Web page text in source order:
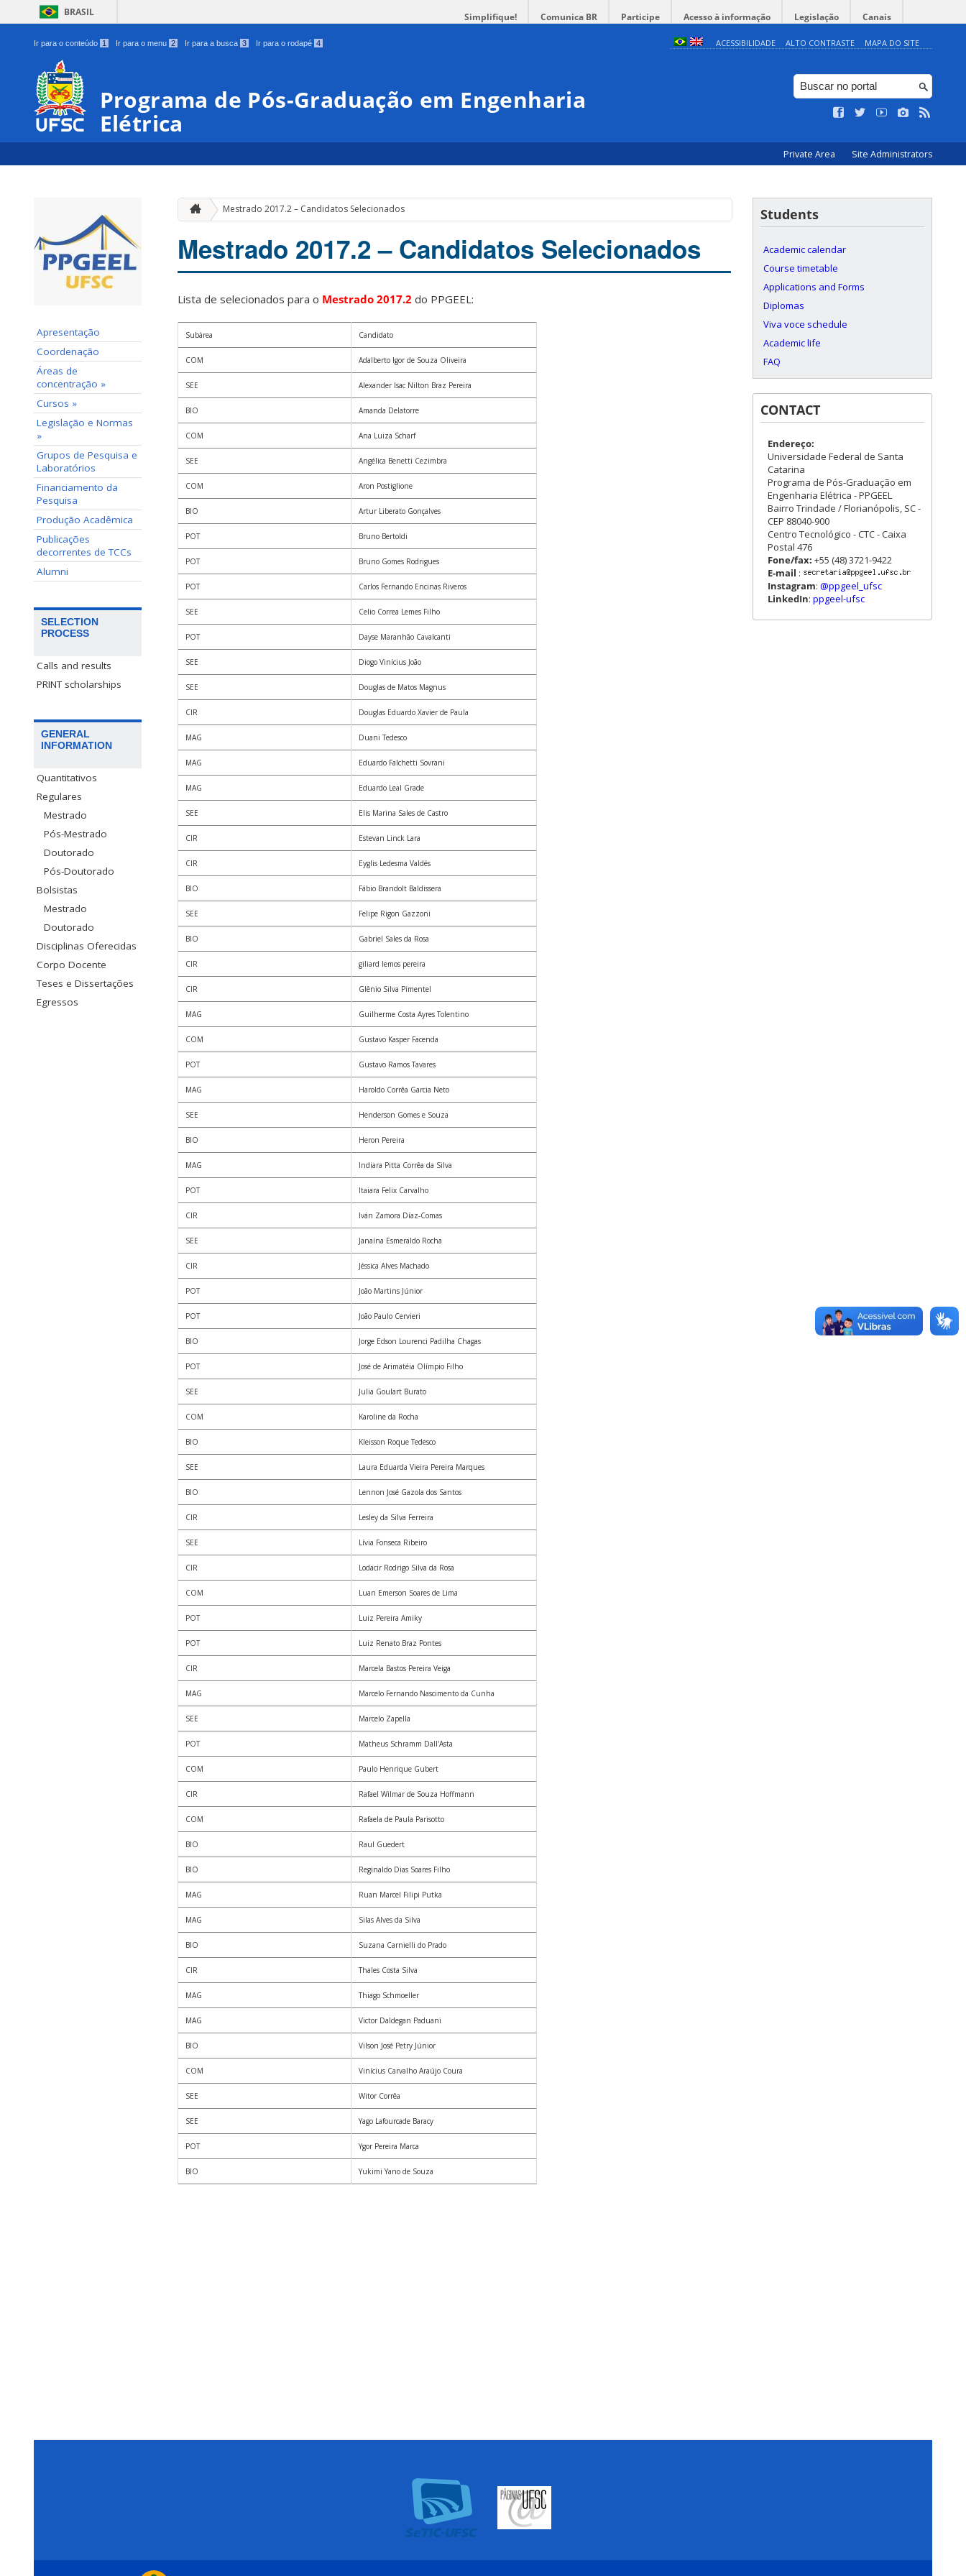
BRASIL Simplifique! Comunica BR Participe Acesso à informação Legislação Canais
Ir para o conteúdo 1 Ir para o menu 2 Ir para a busca 3 Ir para o rodapé 4 ACESSIBILIDADE ALTO CONTRASTE MAPA DO SITE
Programa de Pós-Graduação em Engenharia
Elétrica
Private Area Site Administrators
Apresentação
Coordenação
Áreas de
concentração »
Cursos »
Legislação e Normas
»
Grupos de Pesquisa e
Laboratórios
Financiamento da
Pesquisa
Produção Acadêmica
Publicações
decorrentes de TCCs
Alumni
SELECTION
PROCESS
Calls and results
PRINT scholarships
GENERAL
INFORMATION
Quantitativos
Regulares
Mestrado
Pós-Mestrado
Doutorado
Pós-Doutorado
Bolsistas
Mestrado
Doutorado
Disciplinas Oferecidas
Corpo Docente
Teses e Dissertações
Egressos
Mestrado 2017.2 – Candidatos Selecionados
Mestrado 2017.2 – Candidatos Selecionados
Lista de selecionados para o Mestrado 2017.2 do PPGEEL:
Subárea Candidato
COM Adalberto Igor de Souza Oliveira
SEE Alexander Isac Nilton Braz Pereira
BIO Amanda Delatorre
COM Ana Luiza Scharf
SEE Angélica Benetti Cezimbra
COM Aron Postiglione
BIO Artur Liberato Gonçalves
POT Bruno Bertoldi
POT Bruno Gomes Rodrigues
POT Carlos Fernando Encinas Riveros
SEE Celio Correa Lemes Filho
POT Dayse Maranhão Cavalcanti
SEE Diogo Vinícius João
SEE Douglas de Matos Magnus
CIR Douglas Eduardo Xavier de Paula
MAG Duani Tedesco
MAG Eduardo Falchetti Sovrani
MAG Eduardo Leal Grade
SEE Elis Marina Sales de Castro
CIR Estevan Linck Lara
CIR Eyglis Ledesma Valdés
BIO Fábio Brandolt Baldissera
SEE Felipe Rigon Gazzoni
BIO Gabriel Sales da Rosa
CIR giliard lemos pereira
CIR Glênio Silva Pimentel
MAG Guilherme Costa Ayres Tolentino
COM Gustavo Kasper Facenda
POT Gustavo Ramos Tavares
MAG Haroldo Corrêa Garcia Neto
SEE Henderson Gomes e Souza
BIO Heron Pereira
MAG Indiara Pitta Corrêa da Silva
POT Itaiara Felix Carvalho
CIR Iván Zamora Díaz-Comas
SEE Janaína Esmeraldo Rocha
CIR Jéssica Alves Machado
POT João Martins Júnior
POT João Paulo Cervieri
BIO Jorge Edson Lourenci Padilha Chagas
POT José de Arimatéia Olímpio Filho
SEE Julia Goulart Burato
COM Karoline da Rocha
BIO Kleisson Roque Tedesco
SEE Laura Eduarda Vieira Pereira Marques
BIO Lennon José Gazola dos Santos
CIR Lesley da Silva Ferreira
SEE Lívia Fonseca Ribeiro
CIR Lodacir Rodrigo Silva da Rosa
COM Luan Emerson Soares de Lima
POT Luiz Pereira Amiky
POT Luiz Renato Braz Pontes
CIR Marcela Bastos Pereira Veiga
MAG Marcelo Fernando Nascimento da Cunha
SEE Marcelo Zapella
POT Matheus Schramm Dall'Asta
COM Paulo Henrique Gubert
CIR Rafael Wilmar de Souza Hoffmann
COM Rafaela de Paula Parisotto
BIO Raul Guedert
BIO Reginaldo Dias Soares Filho
MAG Ruan Marcel Filipi Putka
MAG Silas Alves da Silva
BIO Suzana Carnielli do Prado
CIR Thales Costa Silva
MAG Thiago Schmoeller
MAG Victor Daldegan Paduani
BIO Vilson José Petry Júnior
COM Vinícius Carvalho Araújo Coura
SEE Witor Corrêa
SEE Yago Lafourcade Baracy
POT Ygor Pereira Marca
BIO Yukimi Yano de Souza
Students
Academic calendar
Course timetable
Applications and Forms
Diplomas
Viva voce schedule
Academic life
FAQ
CONTACT
Endereço:
Universidade Federal de Santa
Catarina
Programa de Pós-Graduação em
Engenharia Elétrica - PPGEEL
Bairro Trindade / Florianópolis, SC -
CEP 88040-900
Centro Tecnológico - CTC - Caixa
Postal 476
Fone/fax: +55 (48) 3721-9422
E-mail :
Instagram: @ppgeel_ufsc
LinkedIn: ppgeel-ufsc